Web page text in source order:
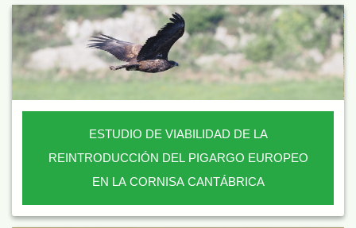
ESTUDIO DE VIABILIDAD DE LA
REINTRODUCCIÓN DEL PIGARGO EUROPEO
EN LA CORNISA CANTÁBRICA